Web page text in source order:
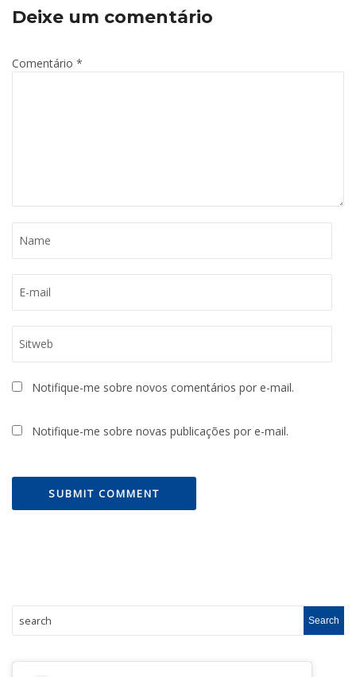
Deixe um comentário
Comentário *
Notifique-me sobre novos comentários por e-mail.
Notifique-me sobre novas publicações por e-mail.